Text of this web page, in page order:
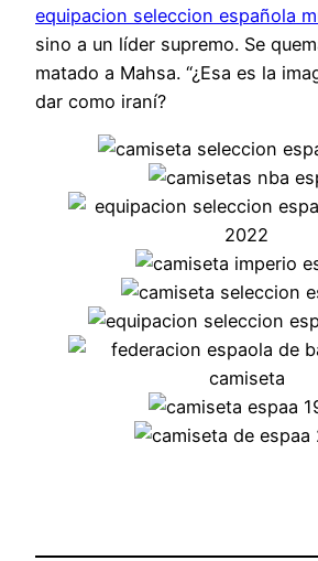
equipacion seleccion española
sino a un líder supremo. Se
matado a Mahsa. “¿Esa es la
dar como iraní?